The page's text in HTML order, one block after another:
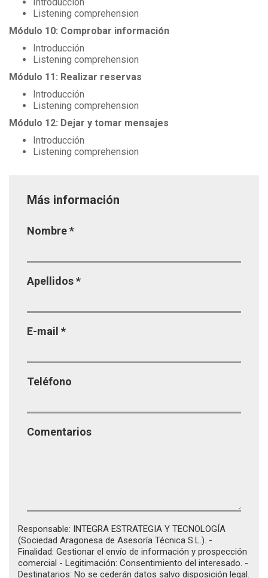
Listening comprehension
Módulo 10: Comprobar información
Introducción
Listening comprehension
Módulo 11: Realizar reservas
Introducción
Listening comprehension
Módulo 12: Dejar y tomar mensajes
Introducción
Listening comprehension
Más información
Nombre*
Apellidos*
E-mail *
Teléfono
Comentarios
Responsable: INTEGRA ESTRATEGIA Y TECNOLOGÍA
(Sociedad Aragonesa de Asesoría Técnica S.L.). -
Finalidad: Gestionar el envío de información y prospección
comercial - Legitimación: Consentimiento del interesado. -
Destinatarios: No se cederán datos salvo disposición legal.